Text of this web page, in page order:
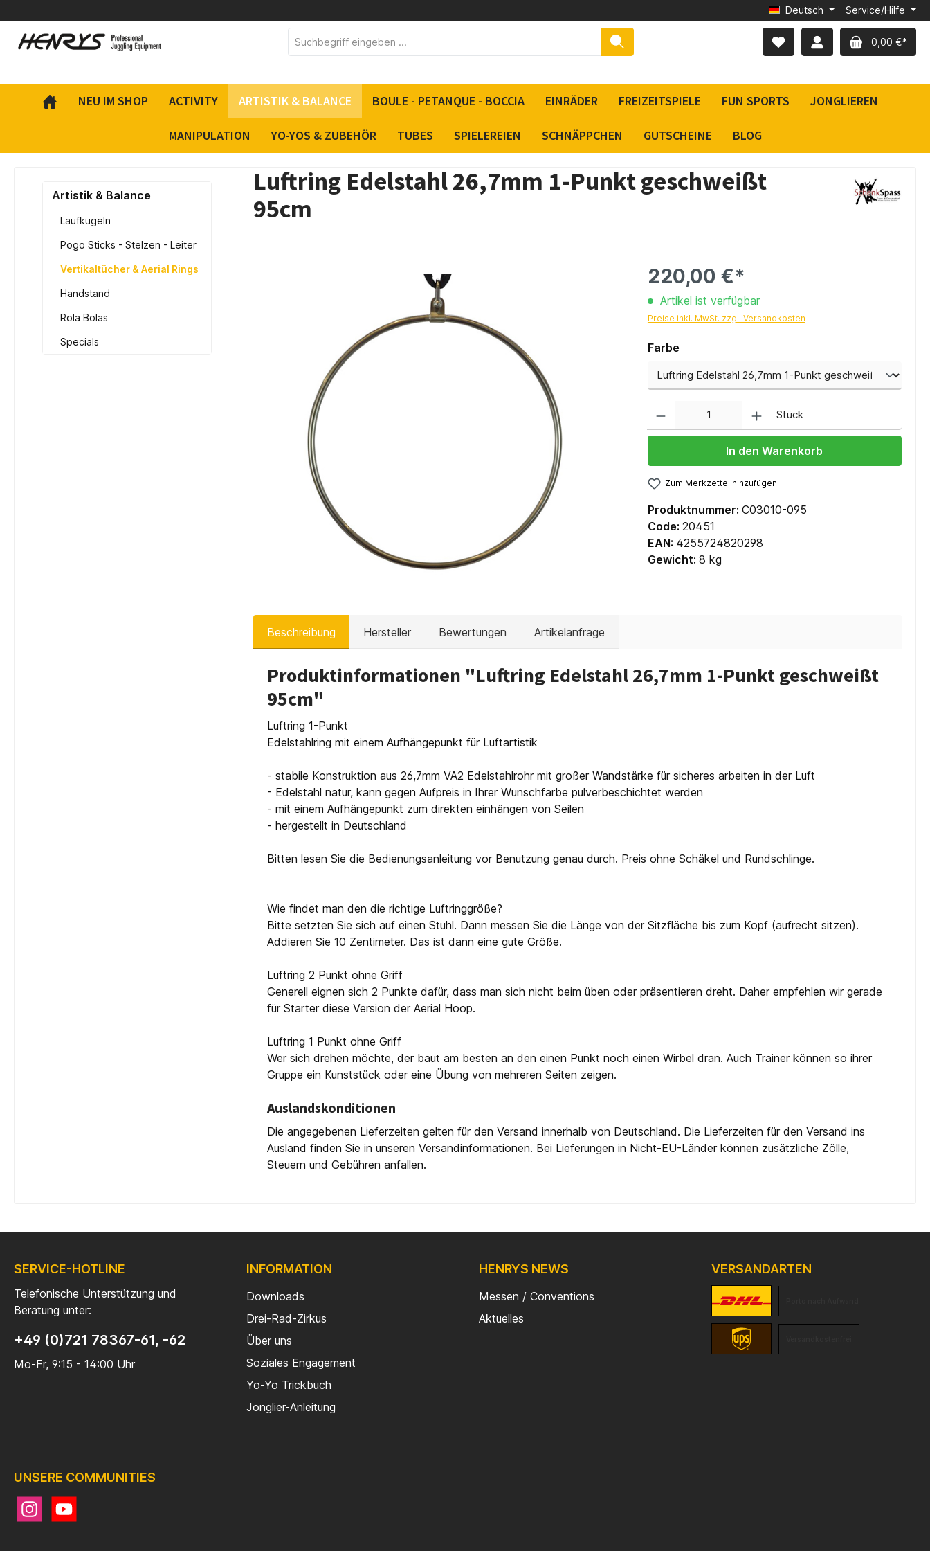
Deutsch Service/Hilfe
0,00 €*
NEU IM SHOP ACTIVITY ARTISTIK & BALANCE BOULE - PETANQUE - BOCCIA EINRÄDER FREIZEITSPIELE FUN SPORTS JONGLIEREN
MANIPULATION YO-YOS & ZUBEHÖR TUBES SPIELEREIEN SCHNÄPPCHEN GUTSCHEINE BLOG
Artistik & Balance
Laufkugeln
Pogo Sticks - Stelzen - Leiter
Vertikaltücher & Aerial Rings
Handstand
Rola Bolas
Specials
Luftring Edelstahl 26,7mm 1-Punkt geschweißt
95cm
220,00 €*
Artikel ist verfügbar
Preise inkl. MwSt. zzgl. Versandkosten
Farbe
Stück
In den Warenkorb
Zum Merkzettel hinzufügen
Produktnummer: C03010-095
Code: 20451
EAN: 4255724820298
Gewicht: 8 kg
Beschreibung Hersteller Bewertungen Artikelanfrage
Produktinformationen "Luftring Edelstahl 26,7mm 1-Punkt geschweißt
95cm"
Luftring 1-Punkt
Edelstahlring mit einem Aufhängepunkt für Luftartistik
- stabile Konstruktion aus 26,7mm VA2 Edelstahlrohr mit großer Wandstärke für sicheres arbeiten in der Luft
- Edelstahl natur, kann gegen Aufpreis in Ihrer Wunschfarbe pulverbeschichtet werden
- mit einem Aufhängepunkt zum direkten einhängen von Seilen
- hergestellt in Deutschland
Bitten lesen Sie die Bedienungsanleitung vor Benutzung genau durch. Preis ohne Schäkel und Rundschlinge.
Wie findet man den die richtige Luftringgröße?
Bitte setzten Sie sich auf einen Stuhl. Dann messen Sie die Länge von der Sitzfläche bis zum Kopf (aufrecht sitzen).
Addieren Sie 10 Zentimeter. Das ist dann eine gute Größe.
Luftring 2 Punkt ohne Griff
Generell eignen sich 2 Punkte dafür, dass man sich nicht beim üben oder präsentieren dreht. Daher empfehlen wir gerade
für Starter diese Version der Aerial Hoop.
Luftring 1 Punkt ohne Griff
Wer sich drehen möchte, der baut am besten an den einen Punkt noch einen Wirbel dran. Auch Trainer können so ihrer
Gruppe ein Kunststück oder eine Übung von mehreren Seiten zeigen.
Auslandskonditionen
Die angegebenen Lieferzeiten gelten für den Versand innerhalb von Deutschland. Die Lieferzeiten für den Versand ins
Ausland finden Sie in unseren Versandinformationen. Bei Lieferungen in Nicht-EU-Länder können zusätzliche Zölle,
Steuern und Gebühren anfallen.
SERVICE-HOTLINE
Telefonische Unterstützung und
Beratung unter:
+49 (0)721 78367-61, -62
Mo-Fr, 9:15 - 14:00 Uhr
INFORMATION
Downloads
Drei-Rad-Zirkus
Über uns
Soziales Engagement
Yo-Yo Trickbuch
Jonglier-Anleitung
HENRYS NEWS
Messen / Conventions
Aktuelles
VERSANDARTEN
UNSERE COMMUNITIES